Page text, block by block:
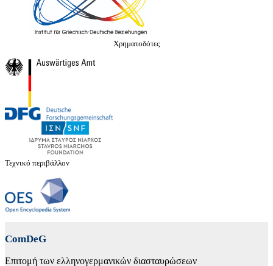
Χρηματοδότες
Τεχνικό περιβάλλον
ComDeG
Επιτομή των ελληνογερμανικών διασταυρώσεων